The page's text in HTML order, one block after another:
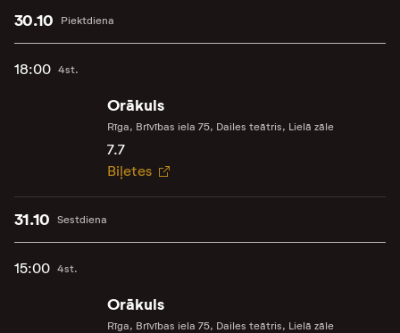
Piektdiena
30.10
18:00 4st.
Orākuls
Rīga, Brīvības iela 75, Dailes teātris, Lielā zāle
7.7
Biļetes
Sestdiena
31.10
15:00 4st.
Orākuls
Rīga, Brīvības iela 75, Dailes teātris, Lielā zāle